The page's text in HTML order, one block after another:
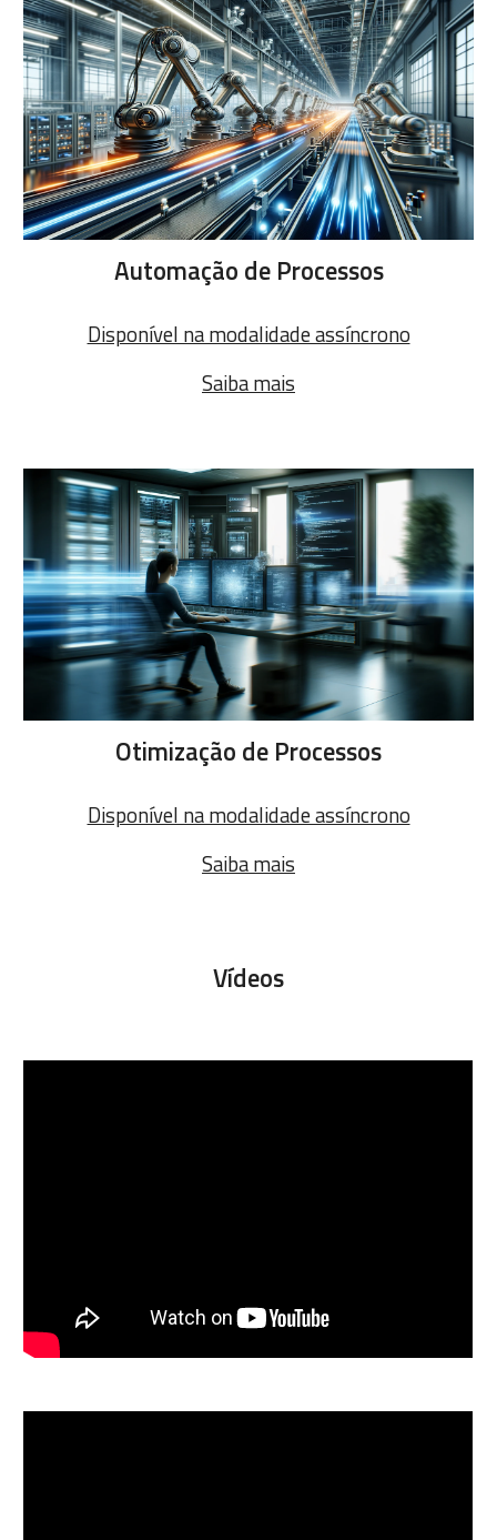
Automação de Processos
Disponível na modalidade assíncrono
Saiba mais
Otimização de Processos
Disponível na modalidade assíncrono
Saiba mais
Vídeos